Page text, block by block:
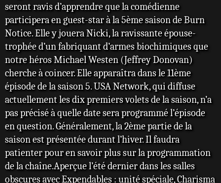
seront ravis d’apprendre que la comédienne
participera en guest-star à la 5ème saison de Burn
Notice. Elle y jouera Nicki, la ravissante épouse-
trophée d’un fabriquant d’armes biochimiques que
notre héros Michael Westen (Jeffrey Donovan)
cherche à coincer. Elle apparaîtra dans le 11ème
épisode de la saison 5. USA Network, qui diffuse
actuellement les dix premiers volets de la saison, n’a
pas précisé à quelle date sera programmé l’épisode
en question. Généralement, la 2ème partie de la
saison est présentée durant l’hiver. Il faudra
patienter pour en savoir plus sur la programmation
de la chaîne.Aperçue l’été dernier dans les salles
obscures avec Expendables : unité spéciale, Charisma